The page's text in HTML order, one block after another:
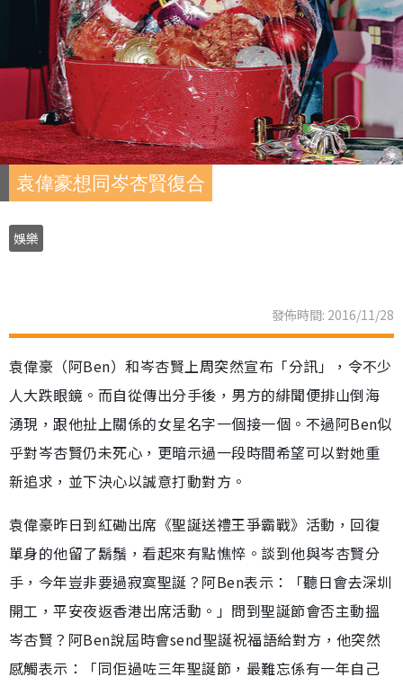
袁偉豪想同岑杏賢復合
娛樂
發佈時間: 2016/11/28
袁偉豪（阿Ben）和岑杏賢上周突然宣布「分訊」，令不少
人大跌眼鏡。而自從傳出分手後，男方的緋聞便排山倒海
湧現，跟他扯上關係的女星名字一個接一個。不過阿Ben似
乎對岑杏賢仍未死心，更暗示過一段時間希望可以對她重
新追求，並下決心以誠意打動對方。
袁偉豪昨日到紅磡出席《聖誕送禮王爭霸戰》活動，回復
單身的他留了鬍鬚，看起來有點憔悴。談到他與岑杏賢分
手，今年豈非要過寂寞聖誕？阿Ben表示：「聽日會去深圳
開工，平安夜返香港出席活動。」問到聖誕節會否主動搵
岑杏賢？阿Ben說屆時會send聖誕祝福語給對方，他突然
感觸表示：「同佢過咗三年聖誕節，最難忘係有一年自己